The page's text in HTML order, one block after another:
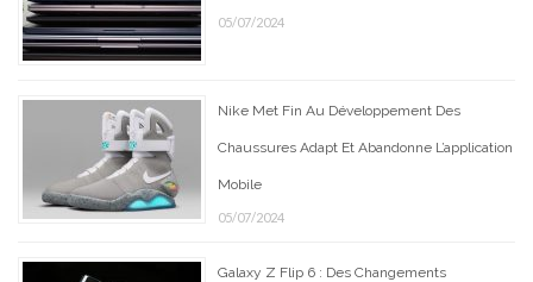
05/07/2024
Nike Met Fin Au Développement Des
Chaussures Adapt Et Abandonne L’application
Mobile
05/07/2024
Galaxy Z Flip 6 : Des Changements